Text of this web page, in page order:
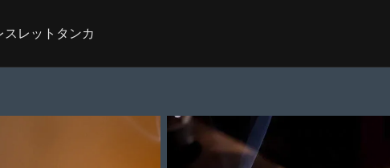
スレット タンカ